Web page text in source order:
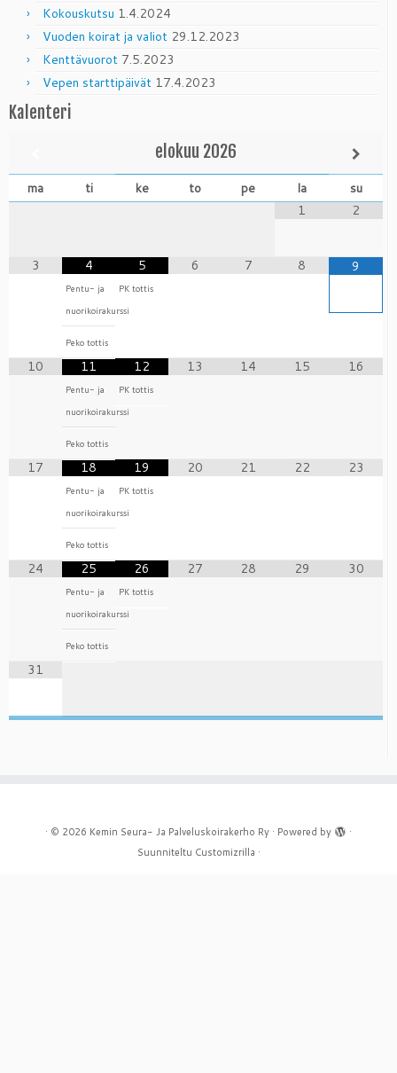
Kokouskutsu 1.4.2024
Vuoden koirat ja valiot 29.12.2023
Kenttävuorot 7.5.2023
Vepen starttipäivät 17.4.2023
Kalenteri
elokuu 2026
ma ti ke to pe la
su
1
2
3 4
Pentu- ja
nuorikoirakurssi
Peko tottis
5
PK tottis
6 7 8 9
10 11
Pentu- ja
nuorikoirakurssi
Peko tottis
12
PK tottis
13 14 15 16
17 18
Pentu- ja
nuorikoirakurssi
Peko tottis
19
PK tottis
20 21 22 23
24 25
Pentu- ja
nuorikoirakurssi
Peko tottis
26
PK tottis
27 28 29 30
31
· © 2026 Kemin Seura- Ja Palveluskoirakerho Ry · Powered by
·
Suunniteltu Customizrilla ·